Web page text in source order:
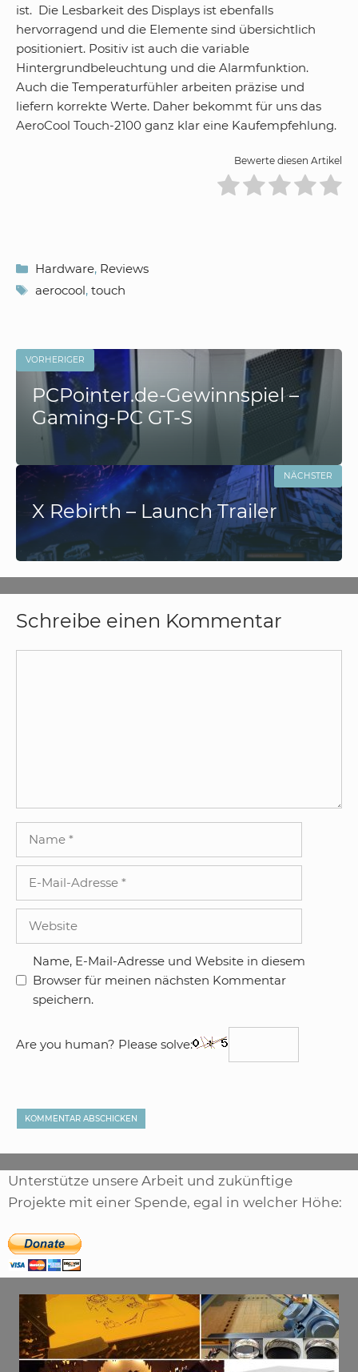
ist. Die Lesbarkeit des Displays ist ebenfalls
hervorragend und die Elemente sind übersichtlich
positioniert. Positiv ist auch die variable
Hintergrundbeleuchtung und die Alarmfunktion.
Auch die Temperaturfühler arbeiten präzise und
liefern korrekte Werte. Daher bekommt für uns das
AeroCool Touch-2100 ganz klar eine Kaufempfehlung.
Bewerte diesen Artikel
Kategorien
Hardware, Reviews
Schlagwörter
aerocool, touch
VORHERIGER
PCPointer.de-Gewinnspiel –
Gaming-PC GT-S
X Rebirth – Launch Trailer
NÄCHSTER
Schreibe einen Kommentar
Adresse
Name, E-Mail-Adresse und Website in diesem
Browser für meinen nächsten Kommentar
speichern.
Are you human? Please solve:
Unterstütze unsere Arbeit und zukünftige
Projekte mit einer Spende, egal in welcher Höhe: